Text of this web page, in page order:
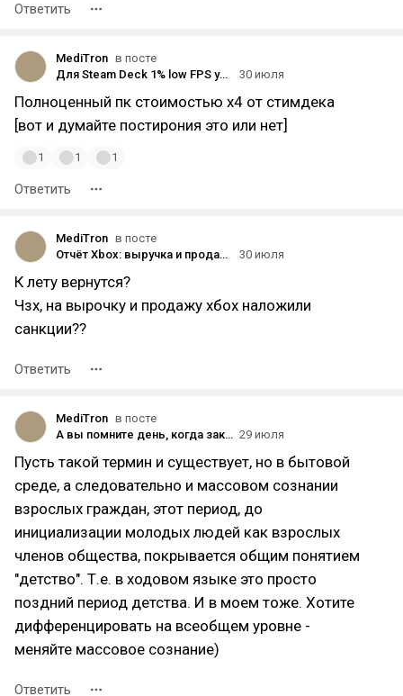
Ответить
MediTron в посте
Для Steam Deck 1% low FPS увеличили на 31,8% благодаря патчу AMD P-State для Linux.
30 июля
Полноценный пк стоимостью х4 от стимдека
[вот и думайте постирония это или нет]
1 1 1
Ответить
MediTron в посте
Отчёт Xbox: выручка и продажи устройств снова упали, но в компании ожидают возвращения к росту до июля 2027-го
30 июля
К лету вернутся?
Чзх, на вырочку и продажу хбох наложили
санкции??
Ответить
MediTron в посте
А вы помните день, когда закончилось ваше детство? 29 июля
Пусть такой термин и существует, но в бытовой
среде, а следовательно и массовом сознании
взрослых граждан, этот период, до
инициализации молодых людей как взрослых
членов общества, покрывается общим понятием
"детство". Т.е. в ходовом языке это просто
поздний период детства. И в моем тоже. Хотите
дифференцировать на всеобщем уровне -
меняйте массовое сознание)
Ответить